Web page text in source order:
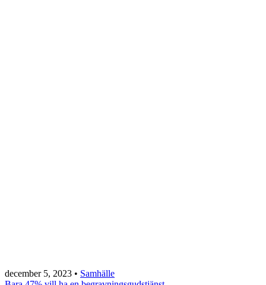
december 5, 2023 • Samhälle